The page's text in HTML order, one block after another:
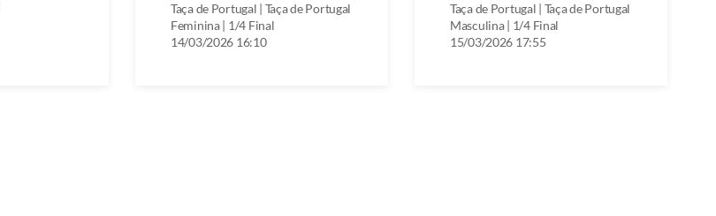
Taça de Portugal | Taça de Portugal
Feminina | 1/4 Final
14/03/2026 16:10
Taça de Portugal | Taça de Portugal
Masculina | 1/4 Final
15/03/2026 17:55